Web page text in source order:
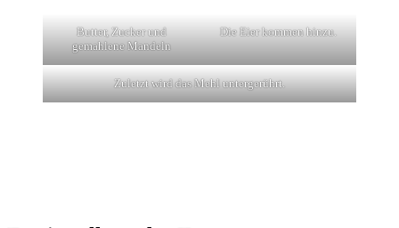
Butter, Zucker und
gemahlene Mandeln
Die Eier kommen hinzu.
Zuletzt wird das Mehl untergerührt.